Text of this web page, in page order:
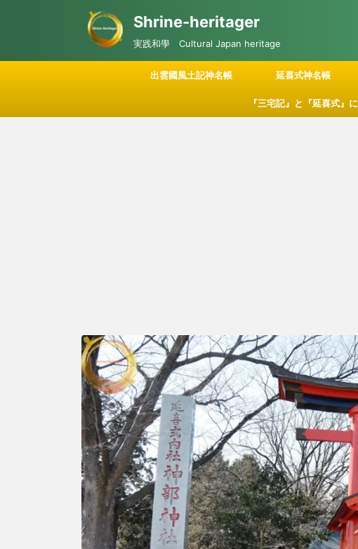
Shrine-heritager
実践和學 Cultural Japan heritage
出雲國風土記神名帳 延喜式神名帳
『三宅記』と『延喜式』に